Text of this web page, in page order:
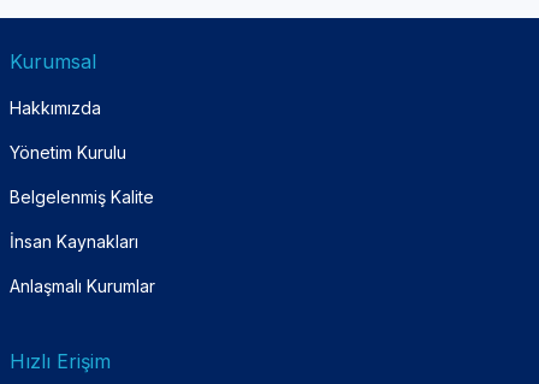
Kurumsal
Hakkımızda
Yönetim Kurulu
Belgelenmiş Kalite
İnsan Kaynakları
Anlaşmalı Kurumlar
Hızlı Erişim